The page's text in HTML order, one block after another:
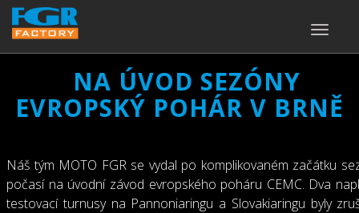
TOGGLE
NA ÚVOD SEZÓNY
EVROPSKÝ POHÁR V BRNĚ
Náš tým MOTO FGR se vydal po komplikovaném začátku
počasí na úvodní závod evropského poháru CEMC. Dva
testovací turnusy na Pannoniaringu a Slovakiaringu byly